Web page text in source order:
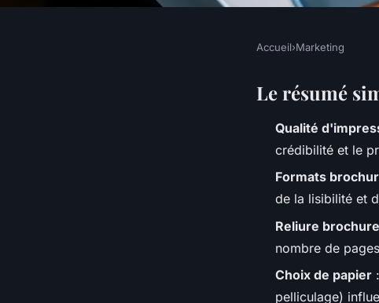
Conception des
d'entreprise
Accueil›Marketing
Le résumé
Qualité
crédibilité et le
Formats
de la lisibilité et
Reliure brochure
nombre de
Choix de papier
pelliculage)